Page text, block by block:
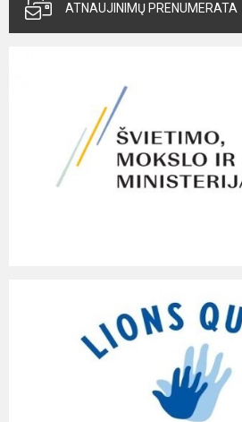
ATNAUJINIMŲ PRENUMERATA